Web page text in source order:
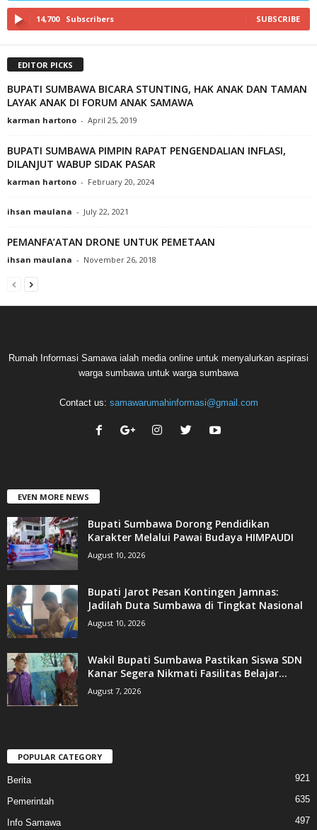
14,700 Subscribers SUBSCRIBE
EDITOR PICKS
BUPATI SUMBAWA BICARA STUNTING, HAK ANAK DAN TAMAN
LAYAK ANAK DI FORUM ANAK SAMAWA
karman hartono - April 25, 2019
BUPATI SUMBAWA PIMPIN RAPAT PENGENDALIAN INFLASI,
DILANJUT WABUP SIDAK PASAR
karman hartono - February 20, 2024
ihsan maulana - July 22, 2021
PEMANFA’ATAN DRONE UNTUK PEMETAAN
ihsan maulana - November 26, 2018
Rumah Informasi Samawa ialah media online untuk menyalurkan aspirasi
warga sumbawa untuk warga sumbawa
Contact us: samawarumahinformasi@gmail.com
EVEN MORE NEWS
Bupati Sumbawa Dorong Pendidikan
Karakter Melalui Pawai Budaya HIMPAUDI
August 10, 2026
Bupati Jarot Pesan Kontingen Jamnas:
Jadilah Duta Sumbawa di Tingkat Nasional
August 10, 2026
Wakil Bupati Sumbawa Pastikan Siswa SDN
Kanar Segera Nikmati Fasilitas Belajar...
August 7, 2026
POPULAR CATEGORY
Berita 921
Pemerintah 635
Info Samawa 497